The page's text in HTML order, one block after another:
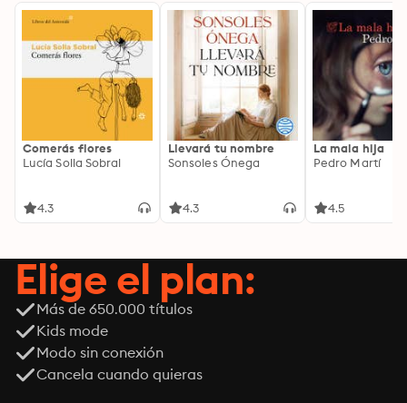
Comerás flores
Lucía Solla Sobral
4.3
Llevará tu nombre
Sonsoles Ónega
4.3
La mala hija
Pedro Martí
4.5
Elige el plan:
Más de 650.000 títulos
Kids mode
Modo sin conexión
Cancela cuando quieras